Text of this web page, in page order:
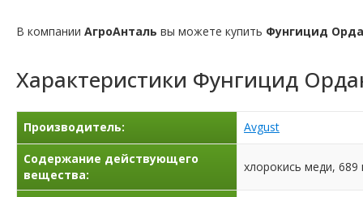
В компании АгроАнталь вы можете купить Фунгицид
Характеристики Фунгицид
Производитель: Avgust
Содержание действующего
вещества:
хлорокись меди, 689